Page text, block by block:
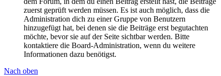
zuerst geprüft werden müssen. Es ist auch möglich, dass die
Administration dich zu einer Gruppe von Benutzern
hinzugefügt hat, bei denen sie die Beiträge erst begutachten
möchte, bevor sie auf der Seite sichtbar werden. Bitte
kontaktiere die Board-Administration, wenn du weitere
Informationen dazu benötigst.
Nach oben